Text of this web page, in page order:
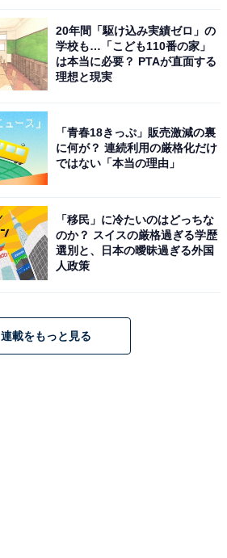
8位までのランキング結果を見る
20年間「駆け込み実績ゼロ」の
学校も…「こども110番の家」
は本当に必要？ PTAが直面する
理想と現実
「青春18きっぷ」販売激減の裏
に何が？ 連続利用の厳格化だけ
ではない「本当の理由」
「移民」に冷たいのはどっちな
のか？ スイスの厳格過ぎる学歴
選別と、日本の曖昧過ぎる外国
人政策
連載をもっと見る